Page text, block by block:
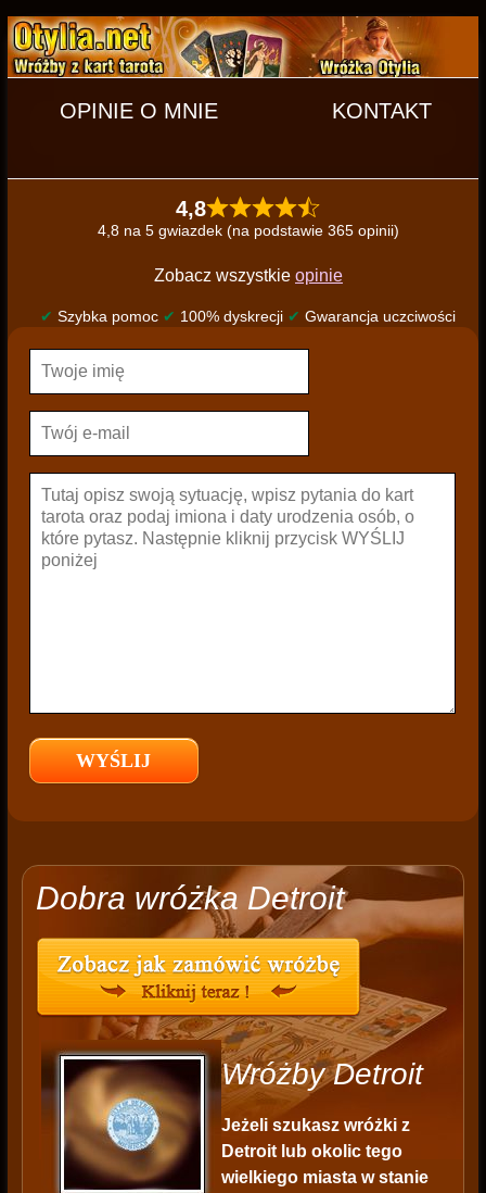
OPINIE O MNIE KONTAKT
4,8
4,8 na 5 gwiazdek (na podstawie 365 opinii)
Zobacz wszystkie opinie
✔ Szybka pomoc ✔ 100% dyskrecji ✔ Gwarancja uczciwości
Dobra wróżka Detroit
Wróżby Detroit
Jeżeli szukasz wróżki z
Detroit lub okolic tego
wielkiego miasta w stanie